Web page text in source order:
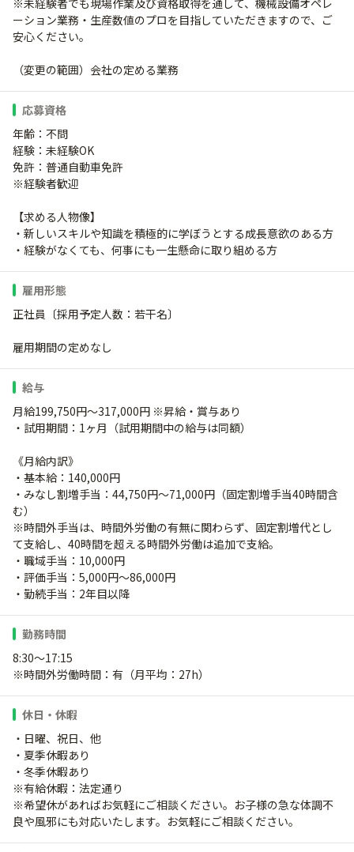
※未経験者でも現場作業及び資格取得を通して、機械設備オペレ
ーション業務・生産数値のプロを目指していただきますので、ご
安心ください。
（変更の範囲）会社の定める業務
応募資格
年齢：不問
経験：未経験OK
免許：普通自動車免許
※経験者歓迎
【求める人物像】
・新しいスキルや知識を積極的に学ぼうとする成長意欲のある方
・経験がなくても、何事にも一生懸命に取り組める方
雇用形態
正社員〔採用予定人数：若干名〕
雇用期間の定めなし
給与
月給199,750円〜317,000円 ※昇給・賞与あり
・試用期間：1ヶ月（試用期間中の給与は同額）
《月給内訳》
・基本給：140,000円
・みなし割増手当：44,750円〜71,000円（固定割増手当40時間含
む）
※時間外手当は、時間外労働の有無に関わらず、固定割増代とし
て支給し、40時間を超える時間外労働は追加で支給。
・職域手当：10,000円
・評価手当：5,000円〜86,000円
・勤続手当：2年目以降
勤務時間
8:30～17:15
※時間外労働時間：有（月平均：27h）
休日・休暇
・日曜、祝日、他
・夏季休暇あり
・冬季休暇あり
※有給休暇：法定通り
※希望休があればお気軽にご相談ください。お子様の急な体調不
良や風邪にも対応いたします。お気軽にご相談ください。